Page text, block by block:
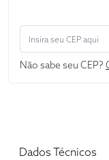
Não sabe seu CEP?
Dados Técnicos